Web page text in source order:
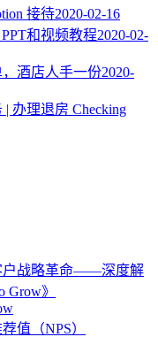
接待2020-02-16
和视频教程2020-02-
酒店人手一份2020-
理退房 Checking
户战略革命——深度解
Grow》
值（NPS）